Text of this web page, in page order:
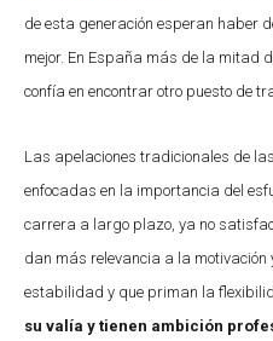
de esta generación esperan haber
mejor. En España más de la mitad
confía en encontrar otro puesto de
Las apelaciones tradicionales de
enfocadas en la importancia del
carrera a largo plazo, ya no
dan más relevancia a la motivación
estabilidad y que priman la
su valía y tienen ambición